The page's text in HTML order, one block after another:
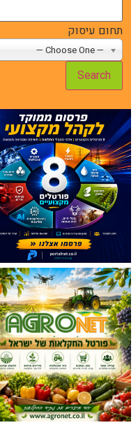
תחום עיסוק
— Choose One —